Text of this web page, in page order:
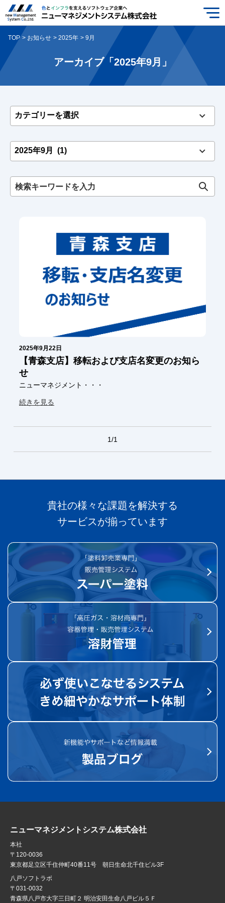
TOP お知らせ 2025年 9月
アーカイブ「2025年9月」
2025年9月22日
【青森支店】移転および支店名変更のお知ら
せ
ニューマネジメント・・・
続きを見る
1/1
貴社の様々な課題を解決する
サービスが揃っています
ニューマネジメントシステム株式会社
本社
〒120-0036
東京都足立区千住仲町40番11号 朝日生命北千住ビル3F
八戸ソフトラボ
〒031-0032
青森県八戸市大字三日町２ 明治安田生命八戸ビル５Ｆ